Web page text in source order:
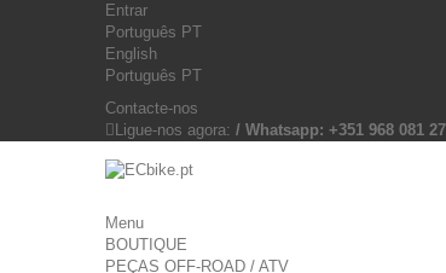
Entrar
Português PT
English
Português PT
Contacte-nos
Ligue-nos agora: / Whatsapp: +351 968 081
Menu
BOUTIQUE
PEÇAS OFF-ROAD / ATV